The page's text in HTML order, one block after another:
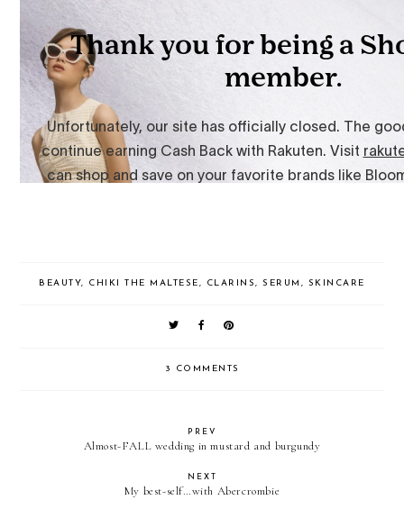
BEAUTY, CHIKI THE MALTESE, CLARINS,SERUM , SKINCARE
3 COMMENTS
PREV
Almost-FALL wedding in mustard and burgundy
NEXT
My best-self…with Abercrombie